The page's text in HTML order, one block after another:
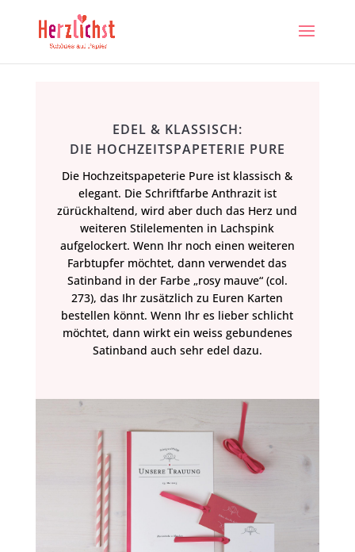
EDEL & KLASSISCH:
DIE HOCHZEITSPAPETERIE PURE
Die Hochzeitspapeterie Pure ist klassisch &
elegant. Die Schriftfarbe Anthrazit ist
zürückhaltend, wird aber duch das Herz und
weiteren Stilelementen in Lachspink
aufgelockert. Wenn Ihr noch einen weiteren
Farbtupfer möchtet, dann verwendet das
Satinband in der Farbe „rosy mauve“ (col.
273), das Ihr zusätzlich zu Euren Karten
bestellen könnt. Wenn Ihr es lieber schlicht
möchtet, dann wirkt ein weiss gebundenes
Satinband auch sehr edel dazu.